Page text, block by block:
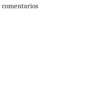
comentarios